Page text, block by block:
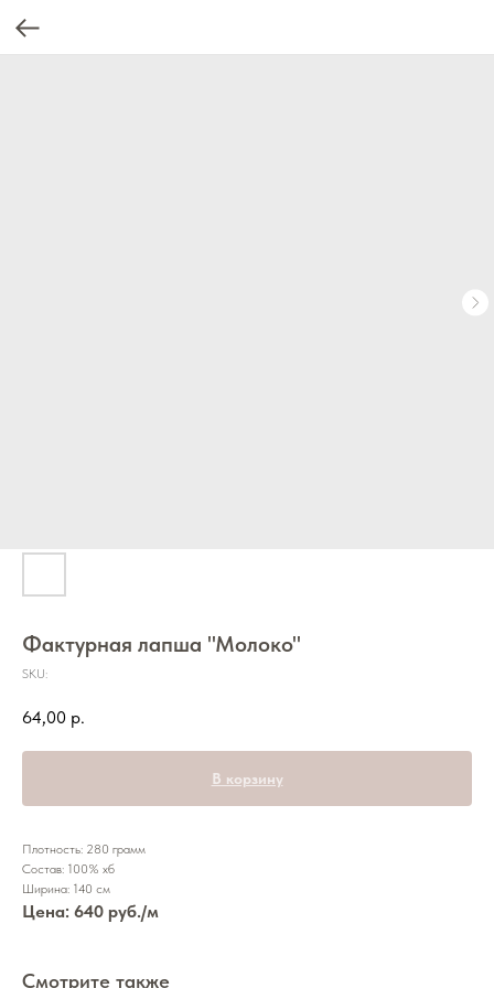
Фактурная лапша "Молоко"
SKU:
64,00 р.
В корзину
Плотность: 280 грамм
Состав: 100% хб
Ширина: 140 см
Цена: 640 руб./м
Смотрите также